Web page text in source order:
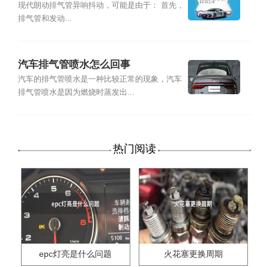
么回事
现代朗动排气管异响抖动，可能是由于： 首先，
排气管和发动...
汽车排气管喷水怎么回事
汽车的排气管喷水是一种比较正常的现象，汽车
排气管喷水是因为燃烧时蒸发出...
热门阅读
epc灯亮是什么问题 火花塞更换周期